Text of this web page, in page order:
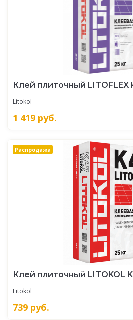
Клей плиточный LITOFLEX
Litokol
1 419 руб.
Распродажа
Клей плиточный LITOKOL
Litokol
739 руб.